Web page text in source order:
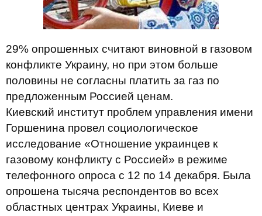
29% опрошенных считают виновной в газовом
конфликте Украину, но при этом больше
половины не согласны платить за газ по
предложенным Россией ценам.
Киевский институт проблем управления имени
Горшенина провел социологическое
исследование «Отношение украинцев к
газовому конфликту с Россией» в режиме
телефонного опроса с 12 по 14 декабря. Была
опрошена тысяча респондентов во всех
областных центрах Украины, Киеве и